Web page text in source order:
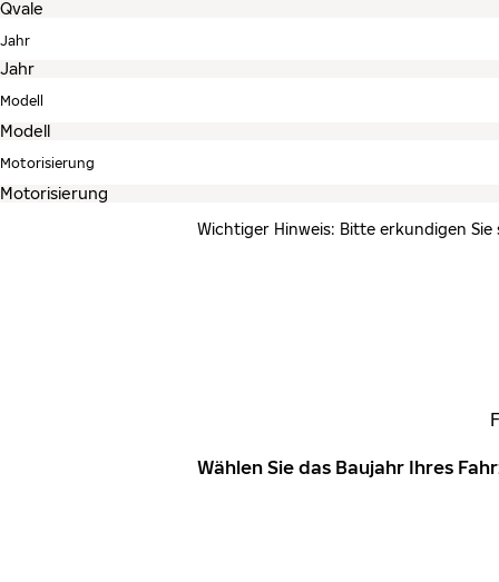
Jahr
Modell
Motorisierung
Wichtiger Hinweis: Bitte erkundigen
Wählen Sie das Baujahr Ihres